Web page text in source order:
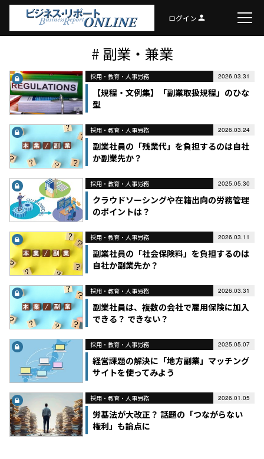
ログインperson
# 副業・兼業
採用・教育・人事労務 2026.03.31
【規程・文例集】「副業取扱規程」のひな
型
採用・教育・人事労務 2026.03.24
副業社員の「残業代」を負担するのは自社
か副業先か？
採用・教育・人事労務 2025.05.30
クラウドソーシングや在籍出向の労務管理
のポイントは？
採用・教育・人事労務 2026.03.11
副業社員の「社会保険料」を負担するのは
自社か副業先か？
採用・教育・人事労務 2026.03.31
副業社員は、複数の会社で雇用保険に加入
できる？ できない？
採用・教育・人事労務 2025.05.07
経営課題の解決に「地方副業」マッチング
サイトを使ってみよう
採用・教育・人事労務 2026.01.05
労基法が大改正？ 話題の「つながらない
権利」も論点に